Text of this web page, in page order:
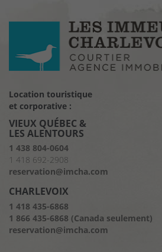
Location touristique
et corporative :
VIEUX QUÉBEC &
LES ALENTOURS
1 438 804-0604
1 418 692-2908
reservation@imcha.com
CHARLEVOIX
1 418 435-6868
1 866 435-6868 (Canada seulement)
reservation@imcha.com